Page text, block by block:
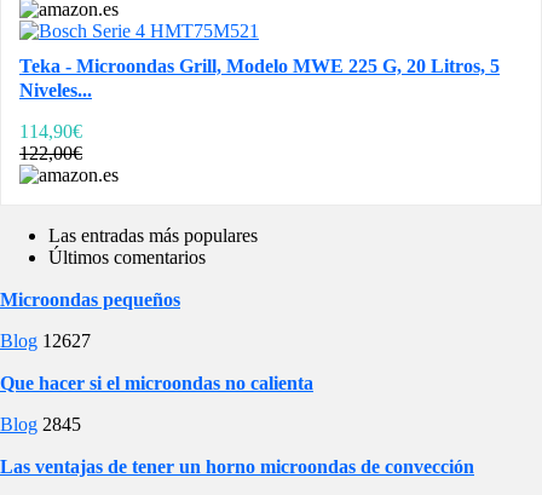
Teka - Microondas Grill, Modelo MWE 225 G, 20 Litros, 5
Niveles...
114,90€
122,00€
Las entradas más populares
Últimos comentarios
Microondas pequeños
Blog 12627
Que hacer si el microondas no calienta
Blog 2845
Las ventajas de tener un horno microondas de convección